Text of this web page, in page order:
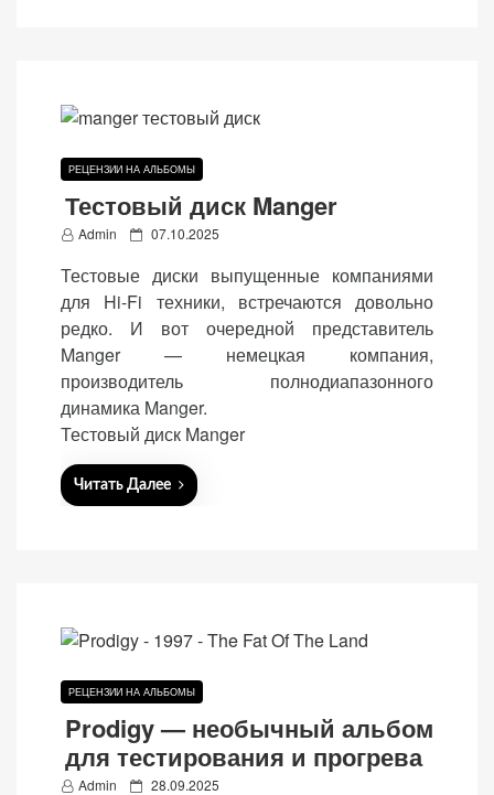
РЕЦЕНЗИИ НА АЛЬБОМЫ
Тестовый диск Manger
Admin
P
e
o
n
07.10.2025
Тестовые диски выпущенные компаниями
для Hi-Fi техники, встречаются довольно
редко. И вот очередной представитель
Manger — немецкая компания,
производитель полнодиапазонного
динамика Manger.
Тестовый диск Manger
Читать Далее
РЕЦЕНЗИИ НА АЛЬБОМЫ
Prodigy — необычный альбом
для тестирования и прогрева
Admin
P 28.09.2025
данных.
Маркетинговые
(реклама)
Яндекс.Директ:
персонализированная
реклама на основе
ваших интересов.
Рассказывая о своих
интересах и
поведении при
посещении нашего
сайта, вы повышаете
вероятность
просмотра